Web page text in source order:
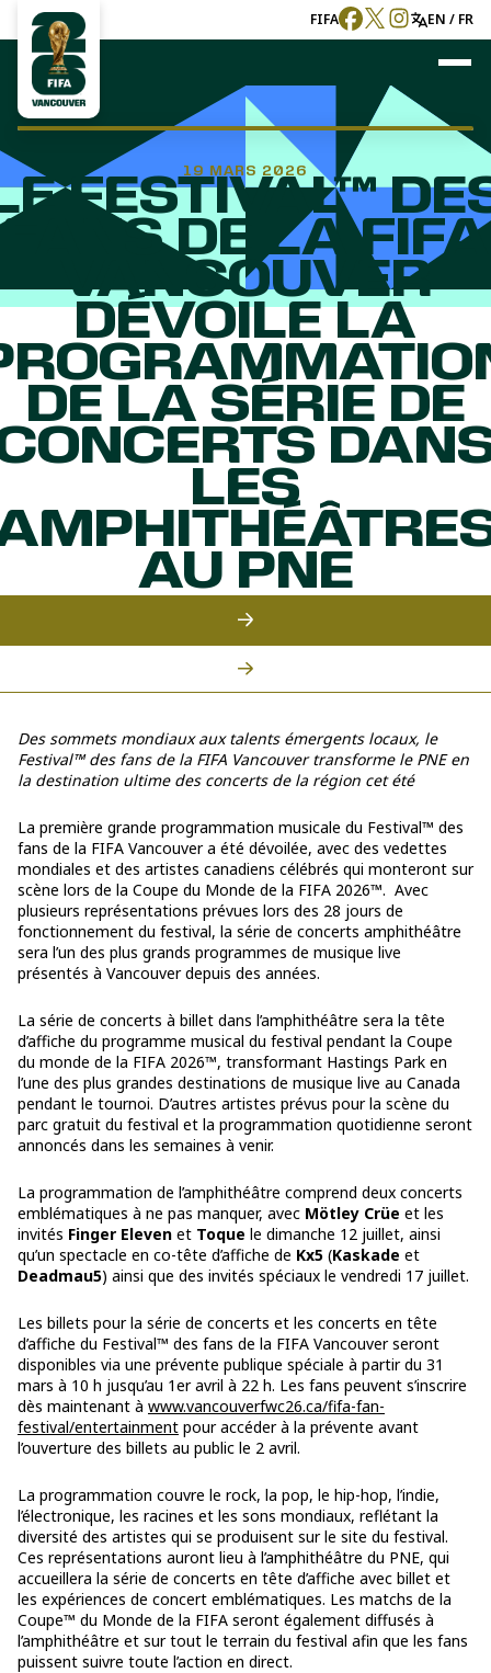
FIFA EN / FR
19 MARS 2026
FESTIVAL™
FANS DE LA FIFA
VANCOUVER
DÉVOILE LA
DE LA SÉRIE DE
LES
AU PNE
Des sommets mondiaux aux talents émergents locaux, le
Festival™ des fans de la FIFA Vancouver transforme le PNE en
la destination ultime des concerts de la région cet été
La première grande programmation musicale du Festival™ des
fans de la FIFA Vancouver a été dévoilée, avec des vedettes
mondiales et des artistes canadiens célébrés qui monteront sur
scène lors de la Coupe du Monde de la FIFA 2026™. Avec
plusieurs représentations prévues lors des 28 jours de
fonctionnement du festival, la série de concerts amphithéâtre
sera l’un des plus grands programmes de musique live
présentés à Vancouver depuis des années.
La série de concerts à billet dans l’amphithéâtre sera la tête
d’affiche du programme musical du festival pendant la Coupe
du monde de la FIFA 2026™, transformant Hastings Park en
l’une des plus grandes destinations de musique live au Canada
pendant le tournoi. D’autres artistes prévus pour la scène du
parc gratuit du festival et la programmation quotidienne seront
annoncés dans les semaines à venir.
La programmation de l’amphithéâtre comprend deux concerts
emblématiques à ne pas manquer, avec Mötley Crüe et les
invités Finger Eleven et Toque le dimanche 12 juillet, ainsi
qu’un spectacle en co-tête d’affiche de Kx5 (Kaskade et
Deadmau5) ainsi que des invités spéciaux le vendredi 17 juillet.
Les billets pour la série de concerts et les concerts en tête
d’affiche du Festival™ des fans de la FIFA Vancouver seront
disponibles via une prévente publique spéciale à partir du 31
mars à 10 h jusqu’au 1er avril à 22 h. Les fans peuvent s’inscrire
dès maintenant à www.vancouverfwc26.ca/fifa-fan-
festival/entertainment pour accéder à la prévente avant
l’ouverture des billets au public le 2 avril.
La programmation couvre le rock, la pop, le hip-hop, l’indie,
l’électronique, les racines et les sons mondiaux, reflétant la
diversité des artistes qui se produisent sur le site du festival.
Ces représentations auront lieu à l’amphithéâtre du PNE, qui
accueillera la série de concerts en tête d’affiche avec billet et
les expériences de concert emblématiques. Les matchs de la
Coupe™ du Monde de la FIFA seront également diffusés à
l’amphithéâtre et sur tout le terrain du festival afin que les fans
puissent suivre toute l’action en direct.